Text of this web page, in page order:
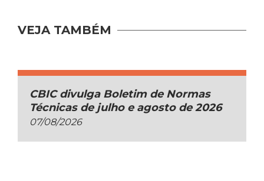
VEJA TAMBÉM
CBIC divulga Boletim de Normas
Técnicas de julho e agosto de 2026
07/08/2026